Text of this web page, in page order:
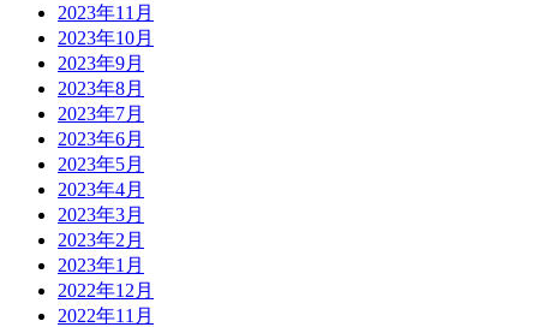
2023年11月
2023年10月
2023年9月
2023年8月
2023年7月
2023年6月
2023年5月
2023年4月
2023年3月
2023年2月
2023年1月
2022年12月
2022年11月